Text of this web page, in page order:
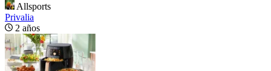
Allsports
Privalia
2 años